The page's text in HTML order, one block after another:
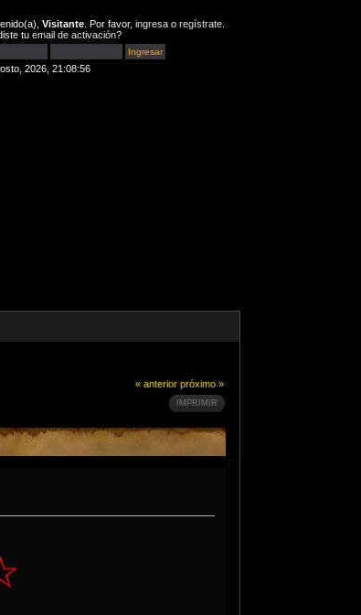
Visitante . Por favor, ingresa o regístrate
tu email de activación?
2026, 21:08:56
« anterior próximo »
IMPRIMIR